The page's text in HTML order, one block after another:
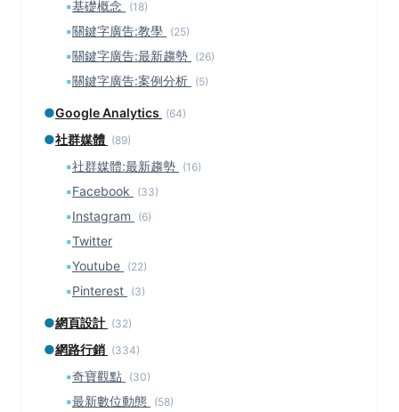
▪基礎概念 (18)
▪關鍵字廣告:教學 (25)
▪關鍵字廣告:最新趨勢 (26)
▪關鍵字廣告:案例分析 (5)
●Google Analytics (64)
●社群媒體 (89)
▪社群媒體:最新趨勢 (16)
▪Facebook (33)
▪Instagram (6)
▪Twitter
▪Youtube (22)
▪Pinterest (3)
●網頁設計 (32)
●網路行銷 (334)
▪奇寶觀點 (30)
▪最新數位動態 (58)